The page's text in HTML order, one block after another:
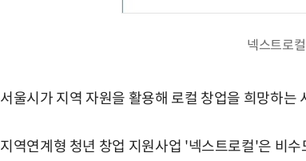
넥스트로
서울시가 지역 자원을 활용해 로컬 창업을 희망하
지역연계형 청년 창업 지원사업 '넥스트로컬'은 비